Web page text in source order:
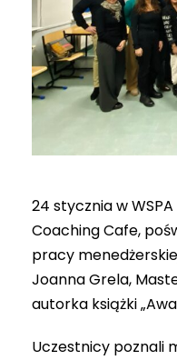
24 stycznia w
Coaching Cafe,
pracy
Joanna Grela,
autorka książki
Uczestnicy poznali